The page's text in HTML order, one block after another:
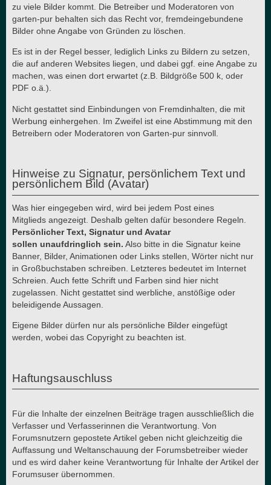
zu viele Bilder kommt. Die Betreiber und Moderatoren von
garten-pur behalten sich das Recht vor, fremdeingebundene
Bilder ohne Angabe von Gründen zu löschen.
Es ist in der Regel besser, lediglich Links zu Bildern zu setzen,
die auf anderen Websites liegen, und dabei ggf. eine Angabe zu
machen, was einen dort erwartet (z.B. Bildgröße 500 k, oder
PDF o.ä.).
Nicht gestattet sind Einbindungen von Fremdinhalten, die mit
Werbung einhergehen. Im Zweifel ist eine Abstimmung mit den
Betreibern oder Moderatoren von Garten-pur sinnvoll.
Hinweise zu Signatur, persönlichem Text und
persönlichem Bild (Avatar)
Was hier eingegeben wird, wird bei jedem Post eines
Mitglieds angezeigt. Deshalb gelten dafür besondere Regeln.
Persönlicher Text, Signatur und Avatar
sollen unaufdringlich sein. Also bitte in die Signatur keine
Banner, Bilder, Animationen oder Links stellen, Wörter nicht nur
in Großbuchstaben schreiben. Letzteres bedeutet im Internet
Schreien. Auch fette Schrift und Farben sind hier nicht
zugelassen. Nicht gestattet sind werbliche, anstößige oder
beleidigende Aussagen.
Eigene Bilder dürfen nur als persönliche Bilder eingefügt
werden, wobei das Copyright zu beachten ist.
Haftungsauschluss
Für die Inhalte der einzelnen Beiträge tragen ausschließlich die
Verfasser und Verfasserinnen die Verantwortung. Von
Forumsnutzern gepostete Artikel geben nicht gleichzeitig die
Auffassung und Weltanschauung der Forumsbetreiber wieder
und es wird daher keine Verantwortung für Inhalte der Artikel der
Forumsuser übernommen.